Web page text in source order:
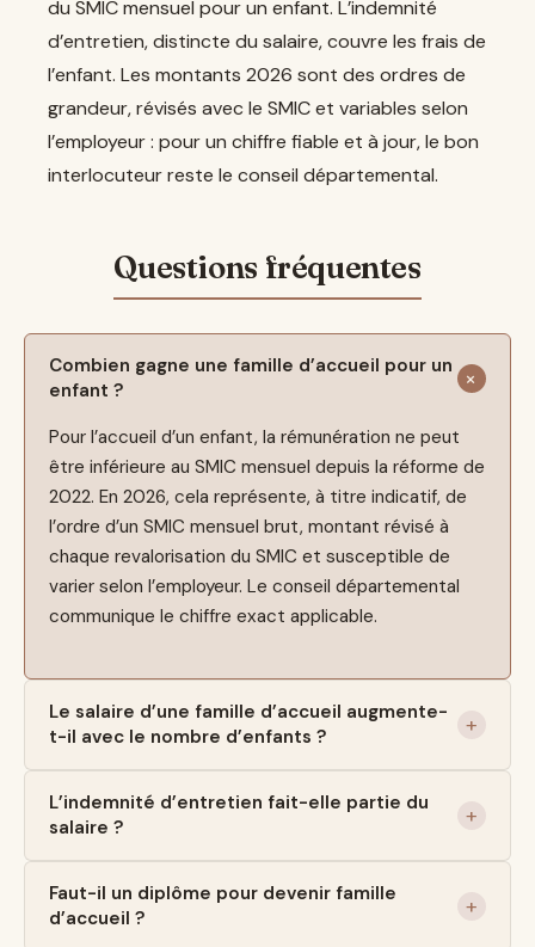
du SMIC mensuel pour un enfant. L’indemnité
d’entretien, distincte du salaire, couvre les frais de
l’enfant. Les montants 2026 sont des ordres de
grandeur, révisés avec le SMIC et variables selon
l’employeur : pour un chiffre fiable et à jour, le bon
interlocuteur reste le conseil départemental.
Combien gagne une famille d’accueil pour un
enfant ?
Pour l’accueil d’un enfant, la rémunération ne peut
être inférieure au SMIC mensuel depuis la réforme de
2022. En 2026, cela représente, à titre indicatif, de
l’ordre d’un SMIC mensuel brut, montant révisé à
chaque revalorisation du SMIC et susceptible de
varier selon l’employeur. Le conseil départemental
communique le chiffre exact applicable.
Le salaire d’une famille d’accueil augmente-
t-il avec le nombre d’enfants ?
L’indemnité d’entretien fait-elle partie du
salaire ?
Faut-il un diplôme pour devenir famille
d’accueil ?